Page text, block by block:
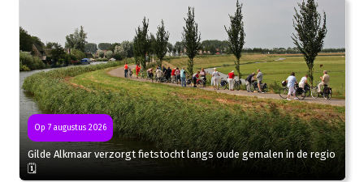
Op 7 augustus 2026
Gilde Alkmaar verzorgt fietstocht langs oude gemalen in de regio
🗓